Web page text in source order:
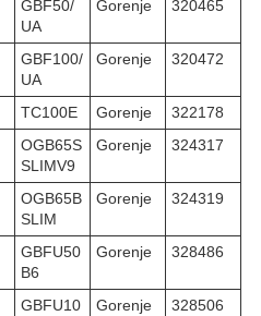
GBF50/
UA
Gorenje 320465
GBF100/
UA
Gorenje 320472
TC100E Gorenje
322178
OGB65S
SLIMV9
Gorenje 324317
OGB65B
SLIM
Gorenje 324319
GBFU50
B6
Gorenje 328486
GBFU10
Gorenje 328506